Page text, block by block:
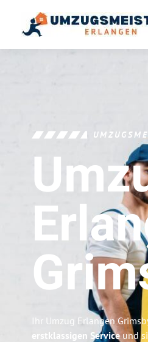
Ihr Umzug Erlangen
erstklassigen Serviceund